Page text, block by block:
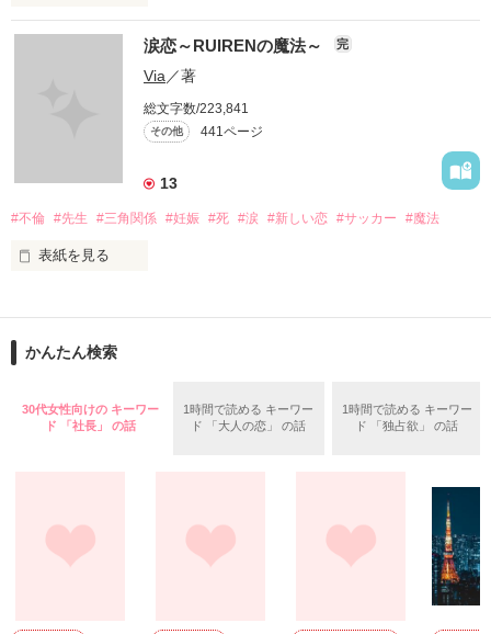
イケメンシリーズ相関図
第一弾から第十弾
作品を読むのに役立てばと思います
涙恋～RUIRENの魔法～ 完
Via ／著
総文字数/223,841
その他 441ページ
13
#不倫 #先生 #三角関係 #妊娠 #死 #涙 #新しい恋 #サッカー #魔法
表紙を見る
泣かせてばかりで…ゴメン…」
ユウは悲しく微笑む・・・・
「俺なら　亜恋を
愛斗はまっすぐ私を見る。
かんたん検索
30代女性向けの キーワー
ド 「社長」 の話
1時間で読める キーワー
ド 「大人の恋」 の話
1時間で読める キーワー
ド 「独占欲」 の話